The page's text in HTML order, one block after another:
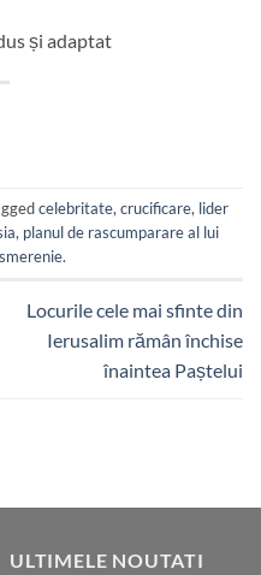
și adaptat
celebritate, crucificare, lider
, planul de rascumparare al lui
smerenie.
Locurile cele mai sfinte din
Ierusalim rămân închise
înaintea Paștelui
ULTIMELE NOUTATI